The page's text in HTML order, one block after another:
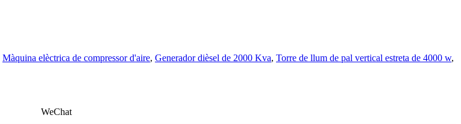
Màquina elèctrica de compressor d'aire, Generador dièsel de 2000 Kva, Torre de llum de pal vertical estreta de 4000 w,
WeChat